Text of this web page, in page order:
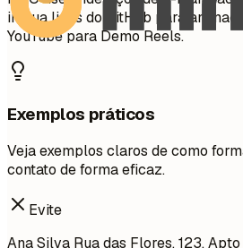
inclua links do GitHub para
YouTube para Demo Reels.
Exemplos práticos
Veja exemplos claros de como
contato de forma eficaz.
Evite
Ana Silva Rua das Flores, 123,